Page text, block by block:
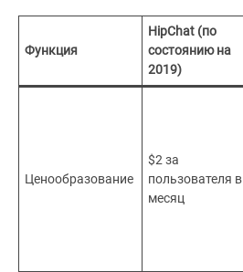
Функция
HipChat (по
состоянию на
2019)
Ценообразование
$2 за
пользователя в
месяц